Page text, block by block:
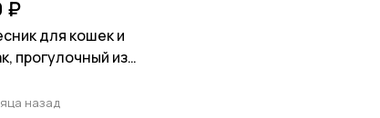
₽
для кошек и
прогулочный из
назад